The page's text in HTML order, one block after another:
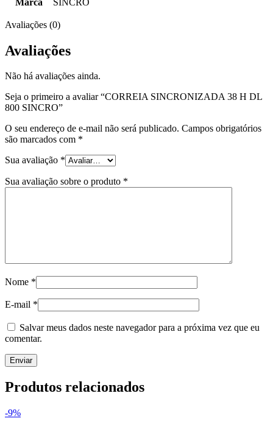
Avaliações (0)
Avaliações
Não há avaliações ainda.
Seja o primeiro a avaliar “CORREIA SINCRONIZADA 38 H DL
800 SINCRO”
O seu endereço de e-mail não será publicado. Campos obrigatórios
são marcados com *
Sua avaliação *
Sua avaliação sobre o produto *
Nome *
E-mail *
Salvar meus dados neste navegador para a próxima vez que eu
comentar.
Produtos relacionados
-9%